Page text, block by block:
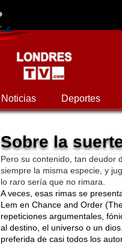
Noticias Deportes
Sobre la
Pero su contenido, tan deudor
siempre la misma especie, y
lo raro sería que no rimara.
A veces, esas rimas se
Lem en Chance and Order
repeticiones argumentales,
al destino, el universo o un
preferida de casi todos los